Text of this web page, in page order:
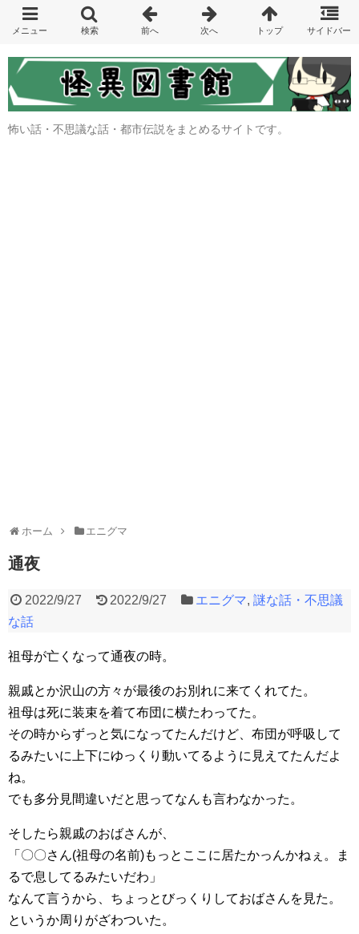
怖い話・不思議な話・都市伝説をまとめるサイトです。
ホーム エニグマ
通夜
2022/9/27 2022/9/27 エニグマ,謎な話・不思議
な話
祖母が亡くなって通夜の時。
親戚とか沢山の方々が最後のお別れに来てくれてた。
祖母は死に装束を着て布団に横たわってた。
その時からずっと気になってたんだけど、布団が呼吸して
るみたいに上下にゆっくり動いてるように見えてたんだよ
ね。
でも多分見間違いだと思ってなんも言わなかった。
そしたら親戚のおばさんが、
「〇〇さん(祖母の名前)もっとここに居たかっんかねぇ。ま
るで息してるみたいだわ」
なんて言うから、ちょっとびっくりしておばさんを見た。
というか周りがざわついた。